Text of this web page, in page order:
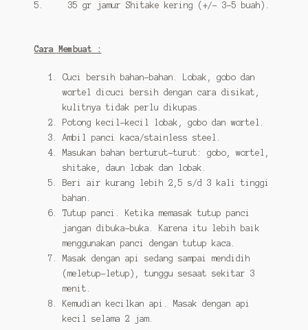
5. 35 gr jamur Shitake kering (+/- 3-5 buah).
Cara Membuat :
Cuci bersih bahan-bahan. Lobak, gobo dan
wortel dicuci bersih dengan cara disikat,
kulitnya tidak perlu dikupas.
Potong kecil-kecil lobak, gobo dan wortel.
Ambil panci kaca/stainless steel.
Masukan bahan berturut-turut: gobo, wortel,
shitake, daun lobak dan lobak.
Beri air kurang lebih 2,5 s/d 3 kali tinggi
bahan.
Tutup panci. Ketika memasak tutup panci
jangan dibuka-buka. Karena itu lebih baik
menggunakan panci dengan tutup kaca.
Masak dengan api sedang sampai mendidih
(meletup-letup), tunggu sesaat sekitar 3
menit.
Kemudian kecilkan api. Masak dengan api
kecil selama 2 jam.